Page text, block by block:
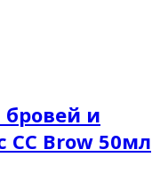
и
CC Brow 50мл